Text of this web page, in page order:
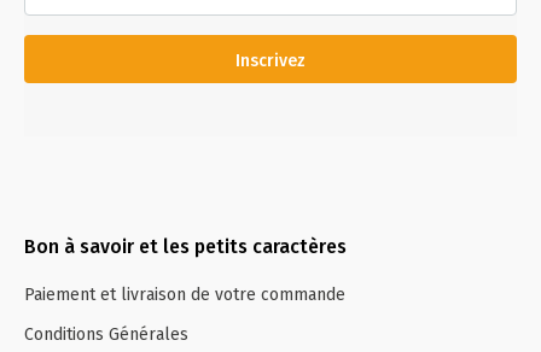
Inscrivez
Bon à savoir et les petits caractères
Paiement et livraison de votre commande
Conditions Générales